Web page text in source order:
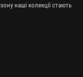
наші колекції стають